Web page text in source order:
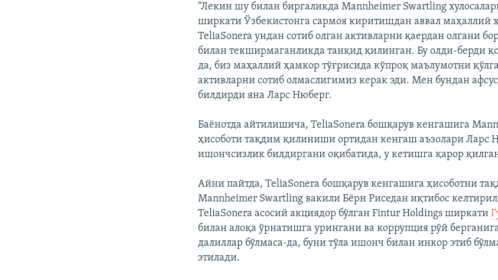
“Лекин шу билан биргаликда Mannheimer Swartling
ширкати Ўзбекистонга сармоя киритишдан аввал маҳаллий
TeliaSonera ундан сотиб олган активларни қаердан олгани
билан текширмаганликда танқид қилинган. Бу олди-берди
да, биз маҳаллий ҳамкор тўғрисида кўпроқ маълумотни
активларни сотиб олмаслигимиз керак эди. Мен бундан
билдирди яна Ларс Нюберг.
Баёнотда айтилишича, TeliaSonera бошқарув кенгашига
ҳисоботи тақдим қилиниши ортидан кенгаш аъзолари Ларс
ишончсизлик билдиргани оқибатида, у кетишга қарор
Айни пайтда, TeliaSonera бошқарув кенгашига ҳисоботни
Mannheimer Swartling вакили Бёрн Риседан иқтибос
TeliaSonera асосий акциядор бўлган Fintur Holdings ширкати
билан алоқа ўрнатишга урингани ва коррупция рўй
далиллар бўлмаса-да, буни тўла ишонч билан инкор этиб
этилади.